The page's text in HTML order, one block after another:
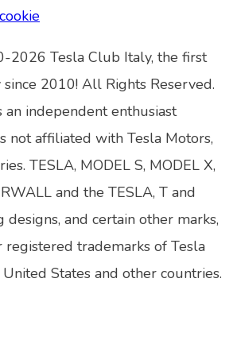
2026 Tesla Club Italy, the first
2010! All Rights Reserved.
independent enthusiast
not affiliated with Tesla Motors,
TESLA, MODEL S, MODEL X,
and the TESLA, T and
designs, and certain other marks,
registered trademarks of Tesla
States and other countries.